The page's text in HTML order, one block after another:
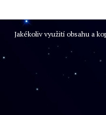
Jakékoliv využití obsahu a